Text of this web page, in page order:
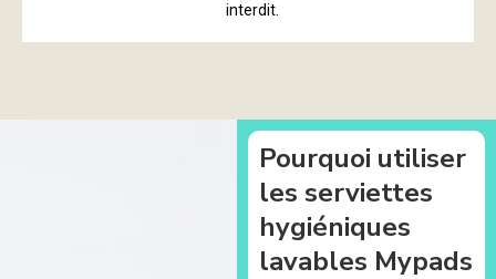
interdit.
Pourquoi utiliser
les serviettes
hygiéniques
lavables Mypads